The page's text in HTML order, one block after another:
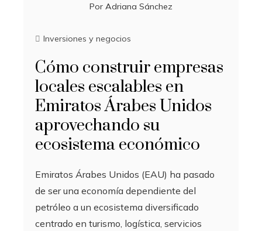
Por Adriana Sánchez
Inversiones y negocios
Cómo construir empresas
locales escalables en
Emiratos Árabes Unidos
aprovechando su
ecosistema económico
Emiratos Árabes Unidos (EAU) ha pasado
de ser una economía dependiente del
petróleo a un ecosistema diversificado
centrado en turismo, logística, servicios